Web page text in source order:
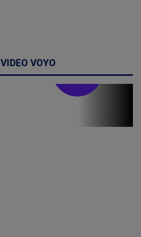
VIDEO VOYO